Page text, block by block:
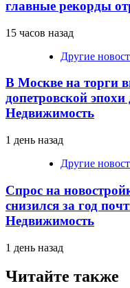
главные рекорды
15 часов назад
Другие
В Москве на торги
допетровской
Недвижимость
1 день назад
Другие
Спрос на
снизился за год
Недвижимость
1 день назад
Читайте также